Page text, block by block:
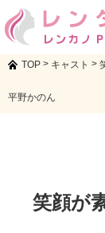
TOP > キャスト >
平野かのん
笑顔が